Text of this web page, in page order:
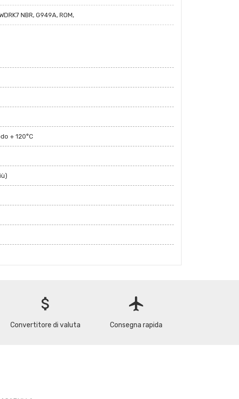
NBR, G949A, ROM,
+ 120°C
attach_money
Convertitore di valuta
flight
Consegna rapida